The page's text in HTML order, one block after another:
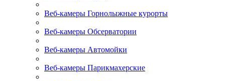
Веб-камеры Горнолыжные курорты
Веб-камеры Обсерватории
Веб-камеры Автомойки
Веб-камеры Парикмахерские